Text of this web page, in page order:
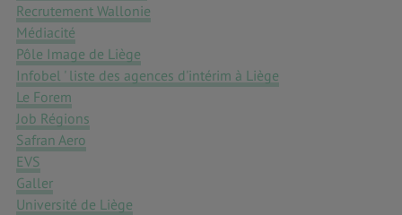
Recrutement Wallonie
Médiacité
Pôle Image de Liège
Infobel ' liste des agences d'intérim à Liège
Le Forem
Job Régions
Safran Aero
EVS
Galler
Université de Liège